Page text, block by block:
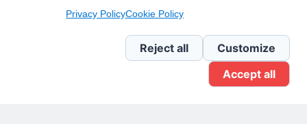
Newsletter Linkedin
Privacy PolicyCookie Policy
Reject all
Customize
Accept all